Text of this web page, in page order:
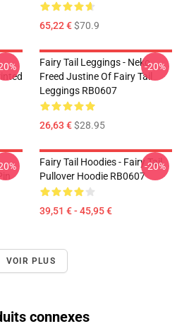
65,22 €$70.9
Fairy Tail Leggings - Neko
Freed Justine Of Fairy Tail
Leggings RB0607
26,63 €$28.95
-20%
Fairy Tail Hoodies - Fairy Tail
Pullover Hoodie RB0607
39,51 € - 45,95 €
-20%
VOIR PLUS
connexes